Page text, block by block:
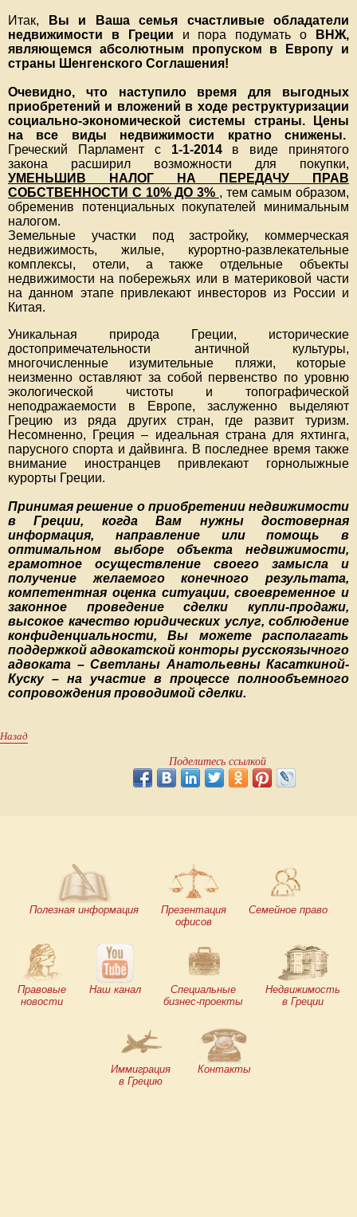
Итак,
Вы и Ваша семья счастливые обладатели
недвижимости в Греции и пора подумать о
ВНЖ,
являющемся абсолютным пропуском в Европу и
страны Шенгенского Соглашения!
Очевидно, что наступило время для выгодных
приобретений и вложений в ходе реструктуризации
социально-экономической системы страны. Цены
на все виды недвижимости кратно снижены.
Греческий Парламент с 1-1-2014 в виде принятого
закона расширил возможности для покупки,
УМЕНЬШИВ НАЛОГ НА ПЕРЕДАЧУ ПРАВ
СОБСТВЕННОСТИ С 10% ДО 3% , тем самым образом,
обременив потенциальных покупателей минимальным
налогом.
Земельные участки под застройку, коммерческая
недвижимость, жилые, курортно-развлекательные
комплексы, отели, а также отдельные объекты
недвижимости на побережьях или в материковой части
на данном этапе привлекают инвесторов из России и
Китая.
Уникальная природа Греции, исторические
достопримечательности античной культуры,
многочисленные изумительные пляжи, которые
неизменно оставляют за собой первенство по уровню
экологической чистоты и топографической
неподражаемости в Европе, заслуженно выделяют
Грецию из ряда других стран, где развит туризм.
Несомненно, Греция – идеальная страна для яхтинга,
парусного спорта и дайвинга. В последнее время также
внимание иностранцев привлекают горнолыжные
курорты Греции.
Принимая решение о приобретении недвижимости
в Греции, когда Вам нужны достоверная
информация, направление или помощь в
оптимальном выборе объекта недвижимости,
грамотное осуществление своего замысла и
получение желаемого конечного результата,
компетентная оценка ситуации, своевременное и
законное проведение сделки купли-продажи,
высокое качество юридических услуг, соблюдение
конфиденциальности, Вы можете располагать
поддержкой адвокатской конторы русскоязычного
адвоката – Светланы Анатольевны Касаткиной-
Куску – на участие в процессе полнообъемного
сопровождения проводимой сделки.
Назад
Поделитесь ссылкой
Полезная информация
Презентация
офисов
Семейное право
Правовые
новости
Наш канал
Специальные
бизнес-проекты
Недвижимость
в Греции
Иммиграция
в Грецию
Контакты